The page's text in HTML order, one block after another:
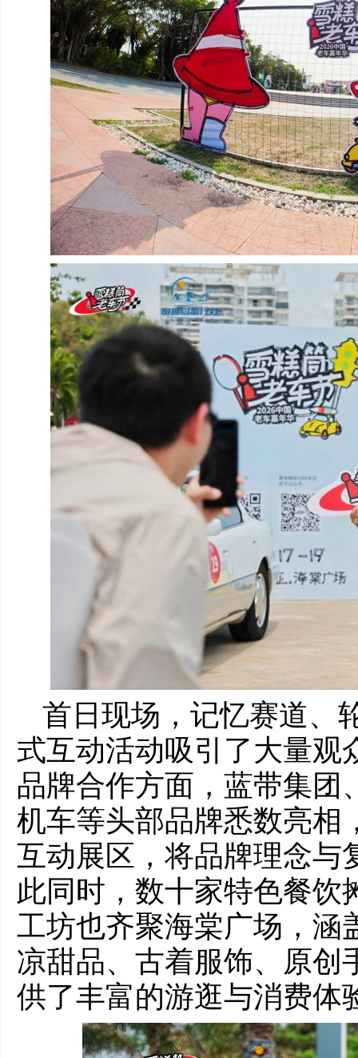
首日现场，记忆赛道、
式互动活动吸引了大量观
品牌合作方面，蓝带集团
机车等头部品牌悉数亮相
互动展区，将品牌理念与
此同时，数十家特色餐饮
工坊也齐聚海棠广场，涵
凉甜品、古着服饰、原创
供了丰富的游逛与消费体